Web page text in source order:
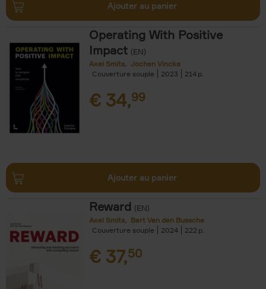
Ajouter au panier
Operating With Positive
Impact (EN)
Axel Smits
Jochen Vincke
Couverture souple
2023 214
€ 34,99
Ajouter au panier
Reward (EN)
Axel Smits
Bart Van den Bussche
Couverture souple
2024 222
€ 37,50